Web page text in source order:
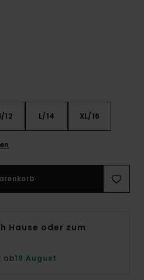
12 L/14 XL/16
Hause oder zum
ab19 August